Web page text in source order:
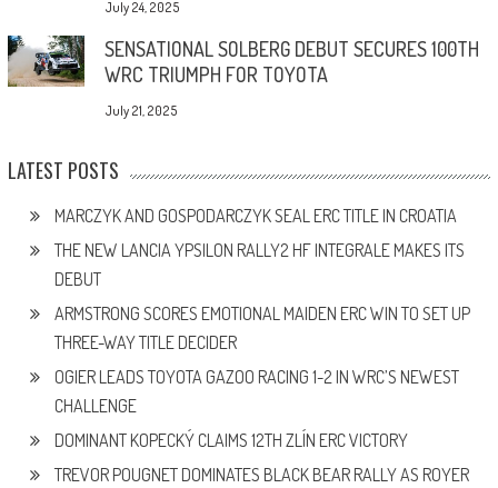
July 24, 2025
SENSATIONAL SOLBERG DEBUT SECURES 100TH
WRC TRIUMPH FOR TOYOTA
July 21, 2025
LATEST POSTS
MARCZYK AND GOSPODARCZYK SEAL ERC TITLE IN CROATIA
THE NEW LANCIA YPSILON RALLY2 HF INTEGRALE MAKES ITS
DEBUT
ARMSTRONG SCORES EMOTIONAL MAIDEN ERC WIN TO SET UP
THREE-WAY TITLE DECIDER
OGIER LEADS TOYOTA GAZOO RACING 1-2 IN WRC’S NEWEST
CHALLENGE
DOMINANT KOPECKÝ CLAIMS 12TH ZLÍN ERC VICTORY
TREVOR POUGNET DOMINATES BLACK BEAR RALLY AS ROYER